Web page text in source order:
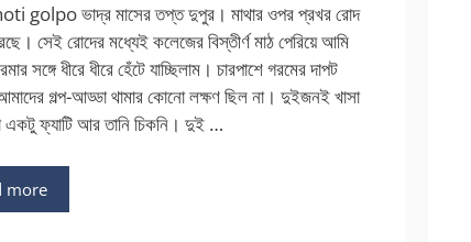
golpo ভাদ্র মাসের তপ্ত দুপুর। মাথার ওপর প্রখর রোদ
সেই রোদের মধ্যেই কলেজের বিস্তীর্ণ মাঠ পেরিয়ে আমি
সঙ্গে ধীরে ধীরে হেঁটে যাচ্ছিলাম। চারপাশে গরমের দাপট
গল্প-আড্ডা থামার কোনো লক্ষণ ছিল না। দুইজনই খাসা
একটু ফ্যাটি আর তানি চিকনি। দুই …
more